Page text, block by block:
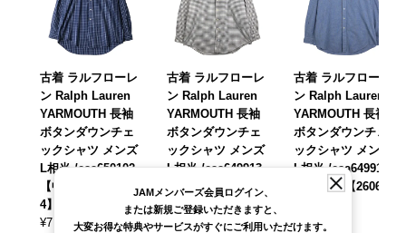
古着 ラルフローレ
ン Ralph Lauren
YARMOUTH 長袖
ボタンダウンチェ
ックシャツ メンズ
L相当 /eaa650102
【中古】 【26061
4】
¥7,590(税込)
古着 ラルフローレ
ン Ralph Lauren
YARMOUTH 長袖
ボタンダウンチェ
ックシャツ メンズ
L相当 /eaa649913
【中古】 【26062
0】
¥ 7,590(税込)
古着 ラルフローレ
ン Ralph Lauren
YARMOUTH 長袖
ボタンダウンチェ
ックシャツ メンズ
L相当 /eaa649912
【中古】 【26062
¥7,590
JAMメンバーズ会員ログイン、
または新規ご登録いただきますと、
大変お得な特典やサービスがすぐにご利用いただけます。